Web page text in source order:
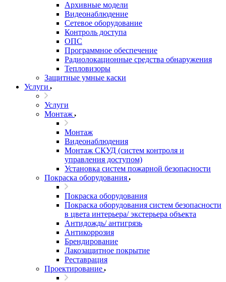
Архивные модели
Видеонаблюдение
Сетевое оборудование
Контроль доступа
ОПС
Программное обеспечение
Радиолокационные средства обнаружения
Тепловизоры
Защитные умные каски
Услуги
Услуги
Монтаж
Монтаж
Видеонаблюдения
Монтаж СКУД (систем контроля и
управления доступом)
Установка систем пожарной безопасности
Покраска оборудования
Покраска оборудования
Покраска оборудования систем безопасности
в цвета интерьера/ экстерьера объекта
Антидождь/ антигрязь
Антикоррозия
Брендирование
Лакозащитное покрытие
Реставрация
Проектирование